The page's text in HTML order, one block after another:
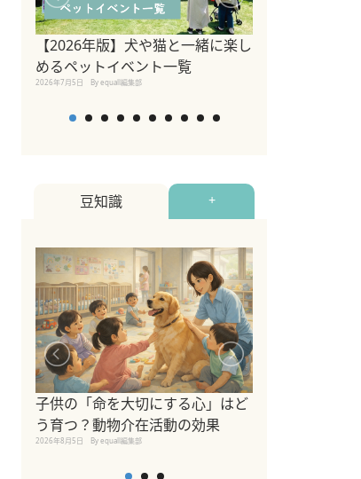
【2026年版】犬や猫と一緒に楽し
めるペットイベント一覧
2026年7月5日 By equall編集部
豆知識 +
子供の「命を大切にする心」はど
う育つ？動物介在活動の効果
2026年8月5日 By equall編集部